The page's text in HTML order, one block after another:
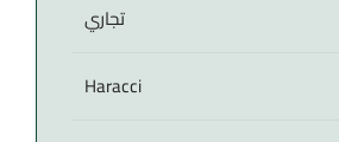
تجاري
Haracci